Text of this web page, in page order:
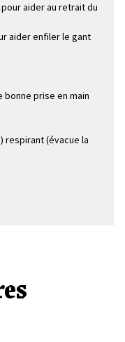
aider au retrait du
aider enfiler le gant
prise en main
respirant (évacue la